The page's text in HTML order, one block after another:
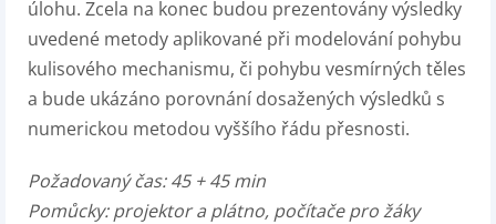
úlohu. Zcela na konec budou prezentovány výsledky
uvedené metody aplikované při modelování pohybu
kulisového mechanismu, či pohybu vesmírných těles
a bude ukázáno porovnání dosažených výsledků s
numerickou metodou vyššího řádu přesnosti.
Požadovaný čas: 45 + 45 min
Pomůcky: projektor a plátno, počítače pro žáky